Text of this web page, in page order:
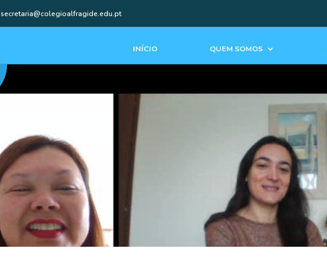
secretaria@colegioalfragide.edu.pt
INÍCIO QUEM SOMOS